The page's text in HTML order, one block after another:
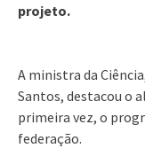
projeto.
A ministra da
Santos, destacou o
primeira vez, o
federação.